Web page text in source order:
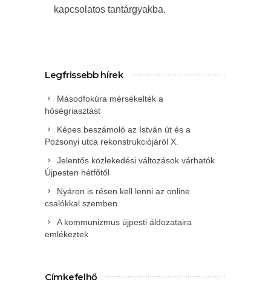
kapcsolatos tantárgyakba.
Legfrissebb hírek
Másodfokúra mérsékelték a
hőségriasztást
Képes beszámoló az István út és a
Pozsonyi utca rekonstrukciójáról X.
Jelentős közlekedési változások várhatók
Újpesten hétfőtől
Nyáron is résen kell lenni az online
csalókkal szemben
A kommunizmus újpesti áldozataira
emlékeztek
Címkefelhő